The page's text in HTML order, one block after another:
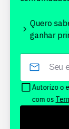
Quero
ganhar
Autorizo o
com os